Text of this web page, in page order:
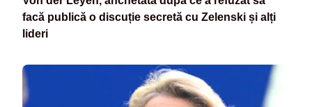
facă publică o discuție secretă cu Zelenski și alți
lideri